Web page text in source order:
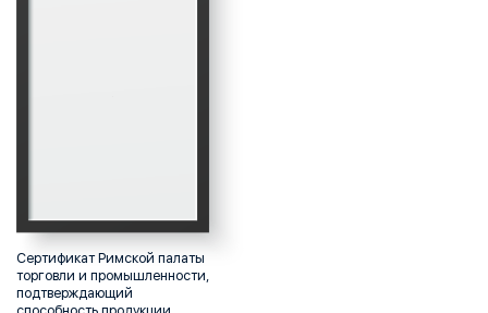
Сертификат Римской палаты
торговли и промышленности,
подтверждающий